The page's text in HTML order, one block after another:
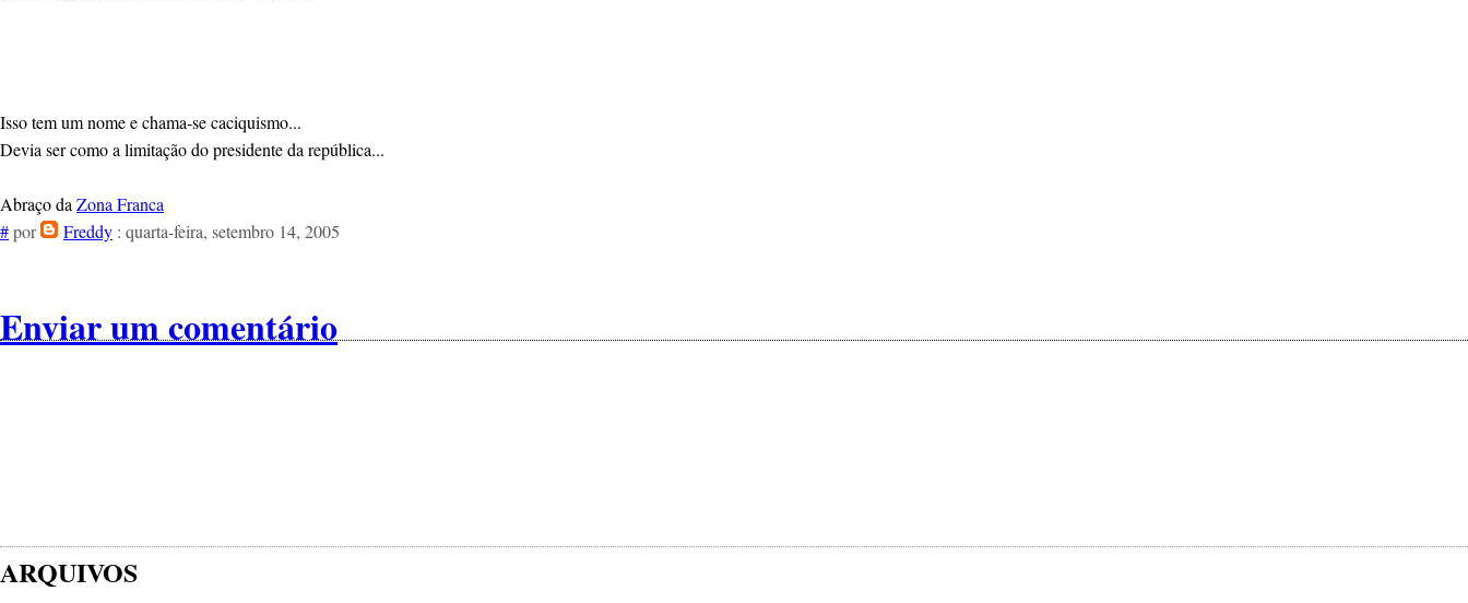
Isso tem um nome e chama-se caciquismo...
Devia ser como a limitação do presidente da república...
Abraço da Zona Franca
#por Freddy : quarta-feira, setembro 14, 2005
Enviar um comentário
ARQUIVOS